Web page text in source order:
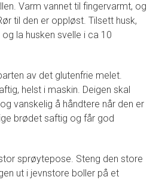
Varm vannet til fingervarmt, og
til den er oppløst. Tilsett husk,
la husken svelle i ca 10
av det glutenfrie melet.
helst i maskin. Deigen skal
vanskelig å håndtere når den er
brødet saftig og får god
sprøytepose. Steng den store
ut i jevnstore boller på et